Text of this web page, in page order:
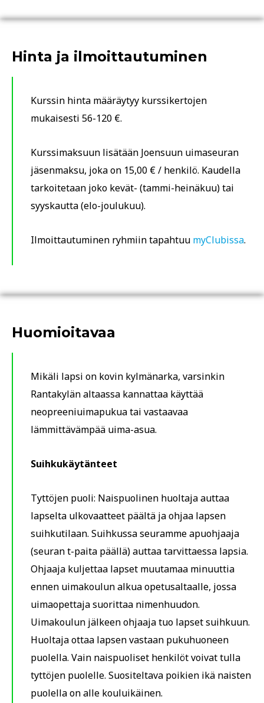
Hinta ja ilmoittautuminen
Kurssin hinta määräytyy kurssikertojen
mukaisesti 56-120 €.
Kurssimaksuun lisätään Joensuun uimaseuran
jäsenmaksu, joka on 15,00 € / henkilö. Kaudella
tarkoitetaan joko kevät- (tammi-heinäkuu) tai
syyskautta (elo-joulukuu).
Ilmoittautuminen ryhmiin tapahtuu myClubissa.
Huomioitavaa
Mikäli lapsi on kovin kylmänarka, varsinkin
Rantakylän altaassa kannattaa käyttää
neopreeniuimapukua tai vastaavaa
lämmittävämpää uima-asua.
Suihkukäytänteet
Tyttöjen puoli: Naispuolinen huoltaja auttaa
lapselta ulkovaatteet päältä ja ohjaa lapsen
suihkutilaan. Suihkussa seuramme apuohjaaja
(seuran t-paita päällä) auttaa tarvittaessa lapsia.
Ohjaaja kuljettaa lapset muutamaa minuuttia
ennen uimakoulun alkua opetusaltaalle, jossa
uimaopettaja suorittaa nimenhuudon.
Uimakoulun jälkeen ohjaaja tuo lapset suihkuun.
Huoltaja ottaa lapsen vastaan pukuhuoneen
puolella. Vain naispuoliset henkilöt voivat tulla
tyttöjen puolelle. Suositeltava poikien ikä naisten
puolella on alle kouluikäinen.